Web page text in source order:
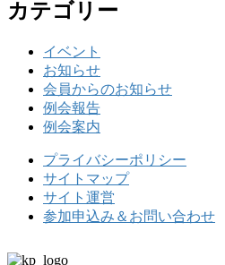
カテゴリー
イベント
お知らせ
会員からのお知らせ
例会報告
例会案内
プライバシーポリシー
サイトマップ
サイト運営
参加申込み＆お問い合わせ